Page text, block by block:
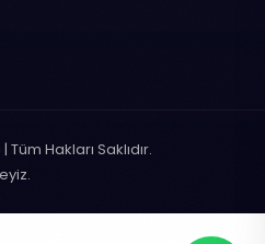
Hakları Saklıdır.